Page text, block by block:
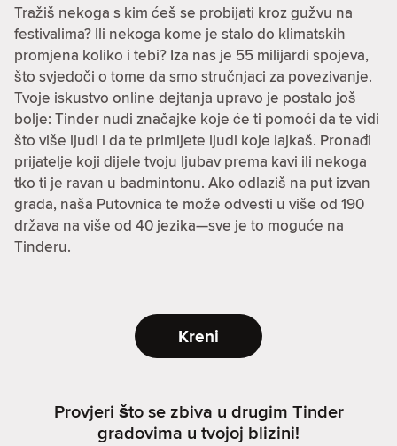
Tražiš nekoga s kim ćeš se probijati kroz gužvu na
festivalima? Ili nekoga kome je stalo do klimatskih
promjena koliko i tebi? Iza nas je 55 milijardi spojeva,
što svjedoči o tome da smo stručnjaci za povezivanje.
Tvoje iskustvo online dejtanja upravo je postalo još
bolje: Tinder nudi značajke koje će ti pomoći da te vidi
što više ljudi i da te primijete ljudi koje lajkaš. Pronađi
prijatelje koji dijele tvoju ljubav prema kavi ili nekoga
tko ti je ravan u badmintonu. Ako odlaziš na put izvan
grada, naša Putovnica te može odvesti u više od 190
država na više od 40 jezika—sve je to moguće na
Tinderu.
Kreni
Provjeri što se zbiva u drugim Tinder
gradovima u tvojoj blizini!